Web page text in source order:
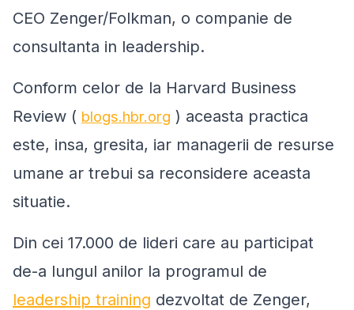
CEO Zenger/Folkman, o companie de
consultanta in leadership.
Conform celor de la Harvard Business
Review ( blogs.hbr.org ) aceasta practica
este, insa, gresita, iar managerii de resurse
umane ar trebui sa reconsidere aceasta
situatie.
Din cei 17.000 de lideri care au participat
de-a lungul anilor la programul de
leadership training dezvoltat de Zenger,